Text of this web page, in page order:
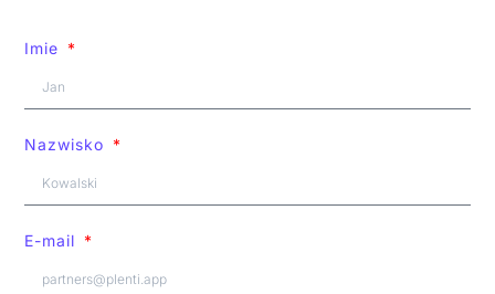
Imie
Nazwisko
E-mail